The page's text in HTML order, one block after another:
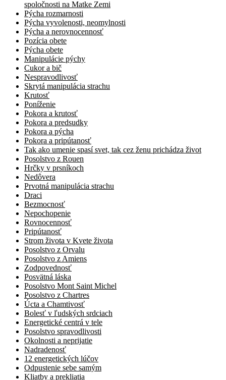
spoločnosti na Matke Zemi
Pýcha rozmarnosti
Pýcha vyvolenosti, neomylnosti
Pýcha a nerovnocennosť
Pozícia obete
Pýcha obete
Manipulácie pýchy
Cukor a bič
Nespravodlivosť
Skrytá manipulácia strachu
Krutosť
Poníženie
Pokora a krutosť
Pokora a predsudky
Pokora a pýcha
Pokora a pripútanosť
Tak ako umenie spasí svet, tak cez ženu prichádza život
Posolstvo z Rouen
Hrčky v prsníkoch
Nedôvera
Prvotná manipulácia strachu
Draci
Bezmocnosť
Nepochopenie
Rovnocennosť
Pripútanosť
Strom života v Kvete života
Posolstvo z Orvalu
Posolstvo z Amiens
Zodpovednosť
Posvätná láska
Posolstvo Mont Saint Michel
Posolstvo z Chartres
Úcta a Chamtivosť
Bolesť v ľudských srdciach
Energetické centrá v tele
Posolstvo spravodlivosti
Okolnosti a neprijatie
Nadradenosť
12 energetických lúčov
Odpustenie sebe samým
Kliatby a prekliatia